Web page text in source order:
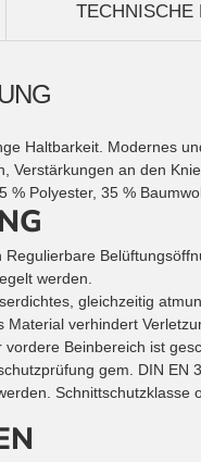
TECHNISCHE
Haltbarkeit. Modernes
Verstärkungen an den
% Polyester, 35 %
Regulierbare
werden.
gleichzeitig
Material verhindert
vordere Beinbereich ist
gem. DIN
Schnittschutzklasse